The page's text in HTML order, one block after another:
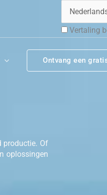
Vertaling
Ontvang een
productie. Of
oplossingen